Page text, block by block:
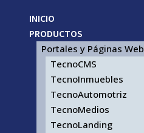
INICIO
PRODUCTOS
Portales y Páginas Web
TecnoCMS
TecnoInmuebles
TecnoAutomotriz
TecnoMedios
TecnoLanding